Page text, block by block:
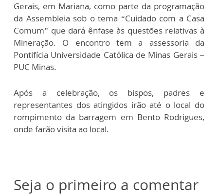
Gerais, em Mariana, como parte da programação
da Assembleia sob o tema “Cuidado com a Casa
Comum” que dará ênfase às questões relativas à
Mineração. O encontro tem a assessoria da
Pontifícia Universidade Católica de Minas Gerais –
PUC Minas.
Após a celebração, os bispos, padres e
representantes dos atingidos irão até o local do
rompimento da barragem em Bento Rodrigues,
onde farão visita ao local.
Seja o primeiro a comentar